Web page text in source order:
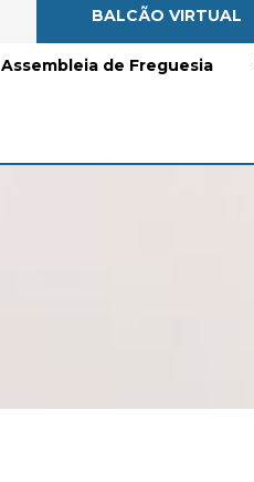
BALCÃO VIRTUAL
Assembleia de Freguesia